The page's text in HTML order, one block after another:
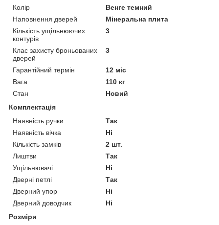
Колір
Венге темний
Наповнення дверей
Мінеральна плита
Кількість ущільнюючих
контурів
3
Клас захисту броньованих
дверей
3
Гарантійний термін
12 міс
Вага
110 кг
Стан
Новий
Комплектація
Наявність ручки
Так
Наявність вічка
Ні
Кількість замків
2 шт.
Лиштви
Так
Ущільнювачі
Ні
Дверні петлі
Так
Дверний упор
Ні
Дверний доводчик
Ні
Розміри